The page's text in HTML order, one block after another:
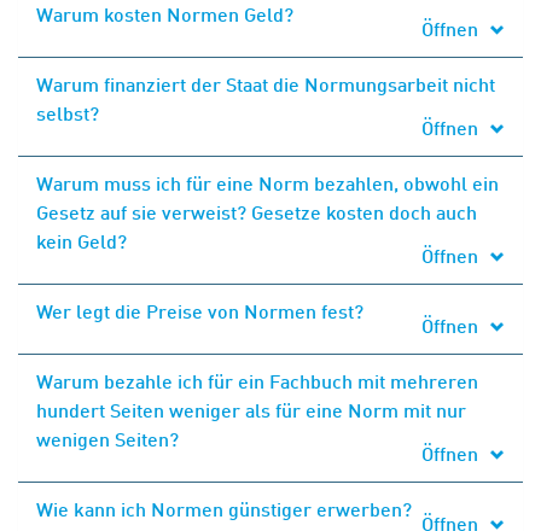
Warum kosten Normen Geld?
Öffnen
Warum finanziert der Staat die Normungsarbeit nicht
selbst?
Öffnen
Warum muss ich für eine Norm bezahlen, obwohl ein
Gesetz auf sie verweist? Gesetze kosten doch auch
kein Geld?
Öffnen
Wer legt die Preise von Normen fest?
Öffnen
Warum bezahle ich für ein Fachbuch mit mehreren
hundert Seiten weniger als für eine Norm mit nur
wenigen Seiten?
Öffnen
Wie kann ich Normen günstiger erwerben?
Öffnen